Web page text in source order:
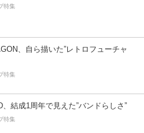
特集
、自ら描いた”レトロフューチャ
特集
結成1周年で見えた”バンドらしさ”
特集